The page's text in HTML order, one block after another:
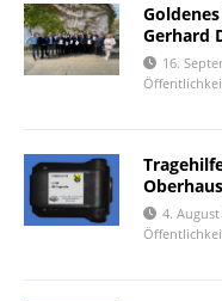
Gerhard
16.
4. August